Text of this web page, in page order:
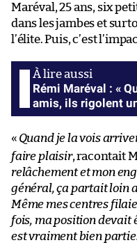
Maréval, 25 ans, six
dans les jambes et
l’élite. Puis, c’est
Rémi Maréval : «
amis, ils rigolent
« Quand je la vois
faire plaisir, racontait
relâchement et mon
général, ça partait loin
Même mes centres
fois, ma position devait
est vraiment bien